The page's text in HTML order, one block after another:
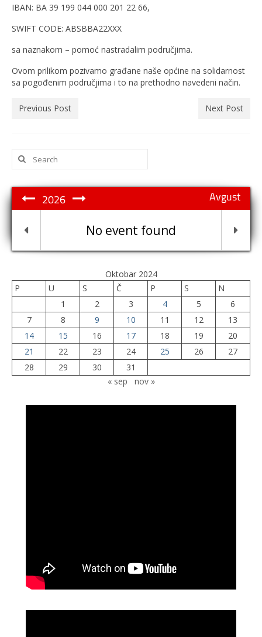
IBAN: BA 39 199 044 000 201 22 66,
SWIFT CODE: ABSBBA22XXX
sa naznakom – pomoć nastradalim područjima.
Ovom prilikom pozivamo građane naše općine na solidarnost
sa pogođenim područjima i to na prethodno navedeni način.
Previous Post Next Post
Search
for:
Avgust
2026
No event found
Oktobar 2024
P
U S Č P S
N
1
2 3 4 5
6
7
8 9 10 11 12
13
14
15 16 17 18 19
20
21
22 23 24 25 26
27
28
29 30
31
« sep
nov »